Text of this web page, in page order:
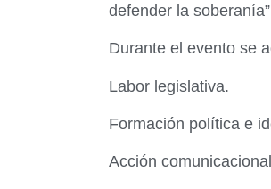
defender la
Durante el evento se
Labor legislativa.
Formación política e
Acción